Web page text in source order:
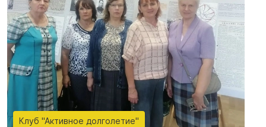
Клуб "Активное долголетие"